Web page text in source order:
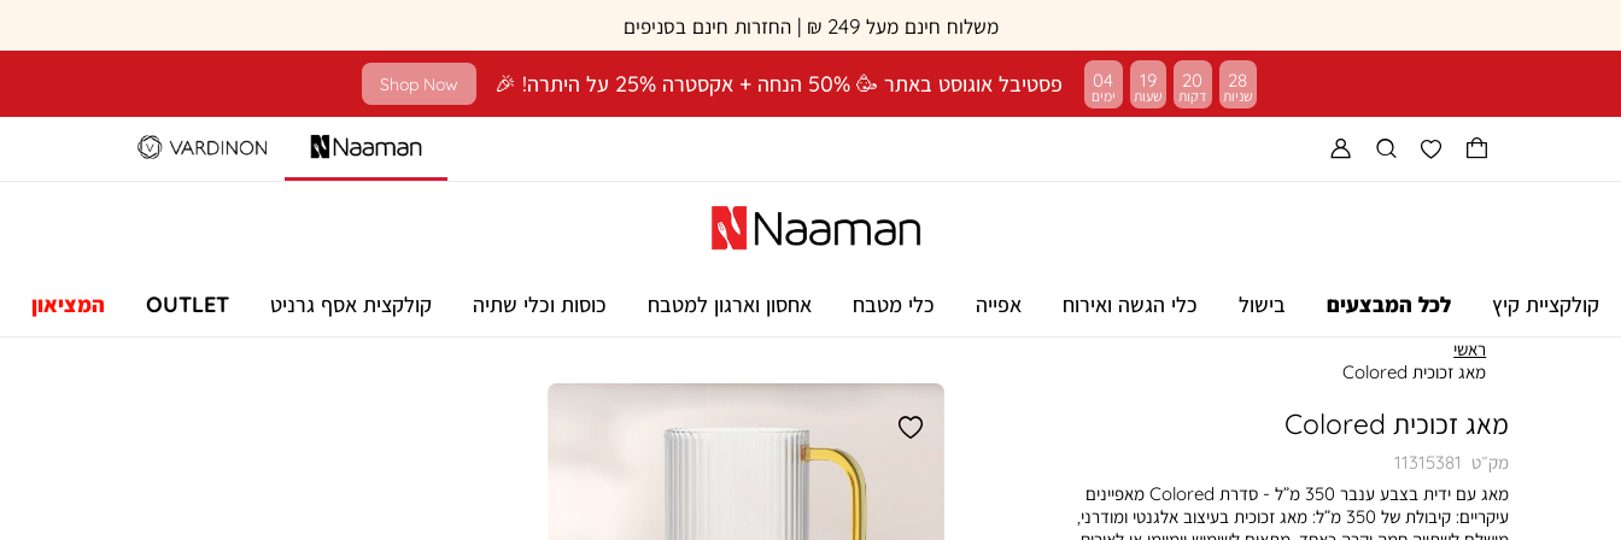
משלוח חינם מעל 249 ₪ | החזרות חינם בסניפים
פסטיבל אוגוסט באתר 🥳 50% הנחה + אקסטרה 25% על היתרה! 🎉 Shop Now 04 19 20 27
קולקציית קיץ לכל המבצעים בישול כלי הגשה ואירוח אפייה כלי מטבח אחסון וארגון למטבח כוסות וכלי שתיה קולקצית אסף גרניט OUTLET המציאון
ראשי
מאג זכוכית Colored
מאג זכוכית Colored
מק״ט 11315381
מאג עם ידית בצבע ענבר 350 מ”ל - סדרת Colored מאפיינים
עיקריים: קיבולת של 350 מ”ל: מאג זכוכית בעיצוב אלגנטי ומודרני,